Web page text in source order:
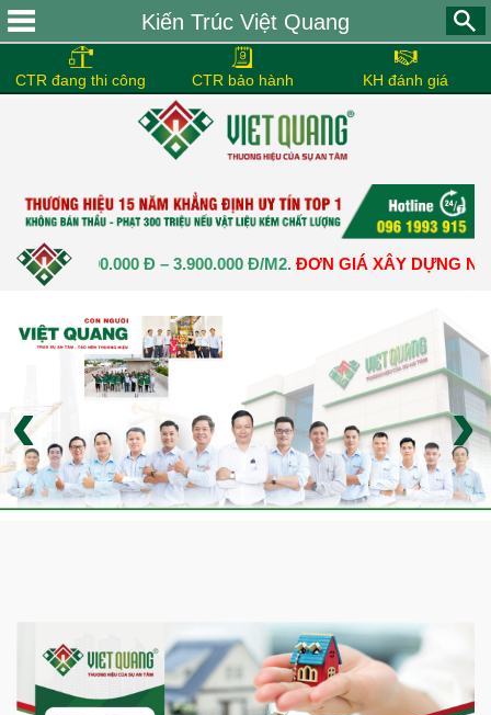
Kiến Trúc Việt Quang
CTR đang thi công CTR bảo hành KH đánh giá
3.500.000 Đ – 3.900.000 Đ/M2.ĐƠN GIÁ XÂY DỰNG NHÀ
›
‹